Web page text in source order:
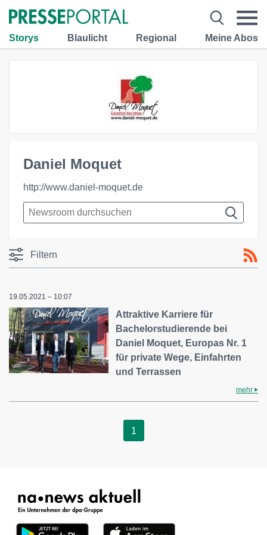
Storys Blaulicht Regional Meine Abos
Daniel Moquet
http://www.daniel-moquet.de
Filtern
19.05.2021 – 10:07
Attraktive Karriere für
Bachelorstudierende bei
Daniel Moquet, Europas Nr. 1
für private Wege, Einfahrten
und Terrassen
mehr
1